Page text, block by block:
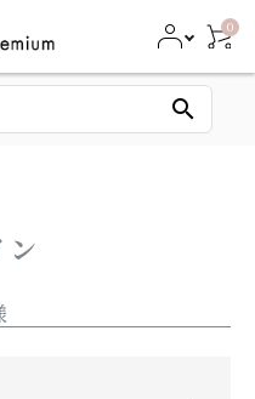
0
search
ン